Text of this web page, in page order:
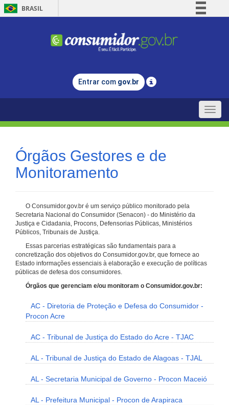
BRASIL
Comunica BR
Legislação
Entrar com gov.br
Toggle
Órgãos Gestores e de
Monitoramento
O Consumidor.gov.br é um serviço público monitorado pela
Secretaria Nacional do Consumidor (Senacon) - do Ministério da
Justiça e Cidadania, Procons, Defensorias Públicas, Ministérios
Públicos, Tribunais de Justiça.
Essas parcerias estratégicas são fundamentais para a
concretização dos objetivos do Consumidor.gov.br, que fornece ao
Estado informações essenciais à elaboração e execução de políticas
públicas de defesa dos consumidores.
Órgãos que gerenciam e/ou monitoram o Consumidor.gov.br:
AC - Diretoria de Proteção e Defesa do Consumidor -
Procon Acre
AC - Tribunal de Justiça do Estado do Acre - TJAC
AL - Tribunal de Justiça do Estado de Alagoas - TJAL
AL - Secretaria Municipal de Governo - Procon Maceió
AL - Prefeitura Municipal - Procon de Arapiraca